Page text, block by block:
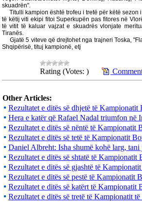
skuadrën".
Titulli kampion është trofeu i tretë për këtë sezon
të këtij viti ekipi fitoi Superkupën pas fitores në
të vitit të kaluar vajzat e skuadrës vlonjate
Tiranës.
Gjatë 5 viteve që drejtohet nga trajneri Toska,
Shqipërisë, tituj kampionë, etj
Rating (Votes: )
Other Articles:
Rezultatet e ditës së dhjetë të
Hera e katër që Rafael Nadal triumfon në
Rezultatet e ditës së nëntë të
Rezultatet e ditës së tetë të Kampionatit
Daniel Albreht: Isha shumë kohë larg, tani
Rezultatet e ditës së shtatë të
Rezultatet e ditës së gjashtë të
Rezultatet e ditës së pestë të Kampionatit
Rezultatet e ditës së katërt të
Rezultatet e ditës së tretë të Kampionatit